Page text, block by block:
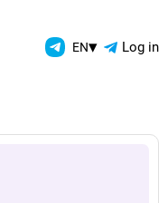
— EN▾ Log in